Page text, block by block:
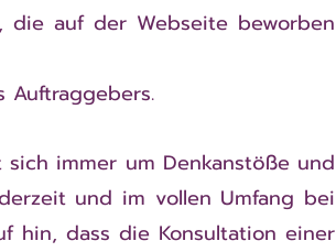
die auf der Webseite beworben
Auftraggebers.
immer um Denkanstöße und
und im vollen Umfang bei
hin, dass die Konsultation einer